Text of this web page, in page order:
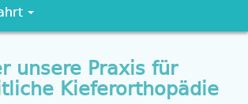
unsere Praxis für
Kieferorthopädie